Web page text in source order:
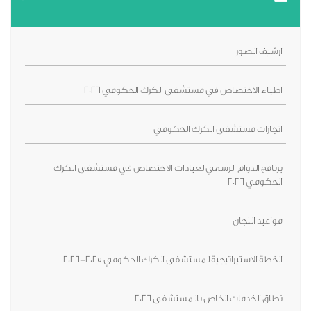
ارشيف الصور
اطباء الاختصاص في مستشفى الكرك الحكومي 2026
انجازات مستشفى الكرك الحكومي
برنامج الدوام الرسمي لعيادات الاختصاص في مستشفى الكرك
الحكومي 2026
مواعيد اللجان
الخطة الاستيراتيجية لمستشفى الكرك الحكومي 2025-2026
نطاق الخدمات الخاص بالمستشفى 2026